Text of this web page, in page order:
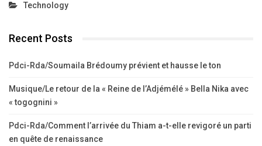
Technology
Recent Posts
Pdci-Rda/Soumaila Brédoumy prévient et hausse le ton
Musique/Le retour de la « Reine de l’Adjémélé » Bella Nika avec
« togognini »
Pdci-Rda/Comment l’arrivée du Thiam a-t-elle revigoré un parti
en quête de renaissance